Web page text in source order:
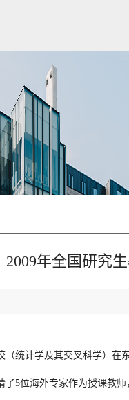
2009年全国研究
（统计学及其交叉科学）
5位海外专家作为授课教